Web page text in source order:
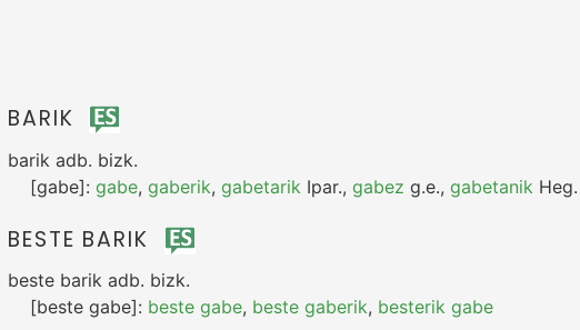
BARIK
barik adb. bizk.
[gabe]: gabe, gaberik, gabetarik Ipar., gabez g.e., gabetanik Heg.
BESTE BARIK
beste barik adb. bizk.
[beste gabe]: beste gabe, beste gaberik, besterik gabe